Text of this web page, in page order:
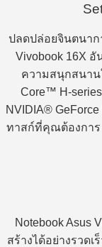
ปลดปล่อยจินตนาก
Vivobook 16X อั
ความสนุกสนาน
Core™ H-
NVIDIA®
ทาสก์ที่คุณต้องกา
Notebook Asus
สร้างได้อย่างรวดเ